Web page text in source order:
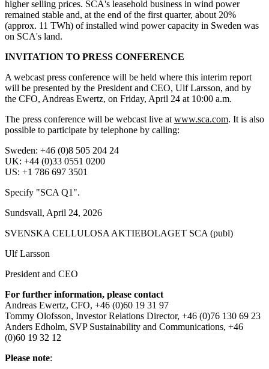
higher selling prices. SCA's leasehold business in wind power
remained stable and, at the end of the first quarter, about 20%
(approx. 11 TWh) of installed wind power capacity in Sweden was
on SCA's land.
INVITATION TO PRESS CONFERENCE
A webcast press conference will be held where this interim report
will be presented by the President and CEO, Ulf Larsson, and by
the CFO, Andreas Ewertz, on Friday, April 24 at 10:00 a.m.
The press conference will be webcast live at www.sca.com. It is also
possible to participate by telephone by calling:
Sweden: +46 (0)8 505 204 24
UK: +44 (0)33 0551 0200
US: +1 786 697 3501
Specify "SCA Q1".
Sundsvall, April 24, 2026
SVENSKA CELLULOSA AKTIEBOLAGET SCA (publ)
Ulf Larsson
President and CEO
For further information, please contact
Andreas Ewertz, CFO, +46 (0)60 19 31 97
Tommy Olofsson, Investor Relations Director, +46 (0)76 130 69 23
Anders Edholm, SVP Sustainability and Communications, +46
(0)60 19 32 12
Please note: